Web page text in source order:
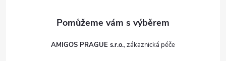
AMIGOS PRAGUE s.r.o.